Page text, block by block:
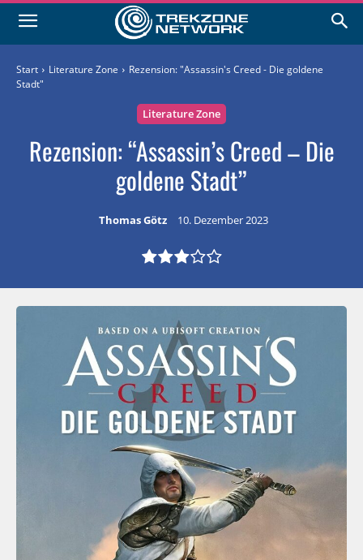
Start Literature Zone
Rezension: "Assassin's Creed - Die goldene
Stadt"
Literature Zone
Rezension: “Assassin’s Creed – Die
goldene Stadt”
Thomas Götz 10. Dezember 2023